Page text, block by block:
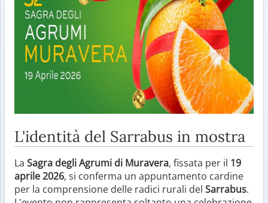
L'identità del Sarrabus in mostra
La Sagra degli Agrumi di Muravera, fissata per il 19
aprile 2026, si conferma un appuntamento cardine
per la comprensione delle radici rurali del Sarrabus.